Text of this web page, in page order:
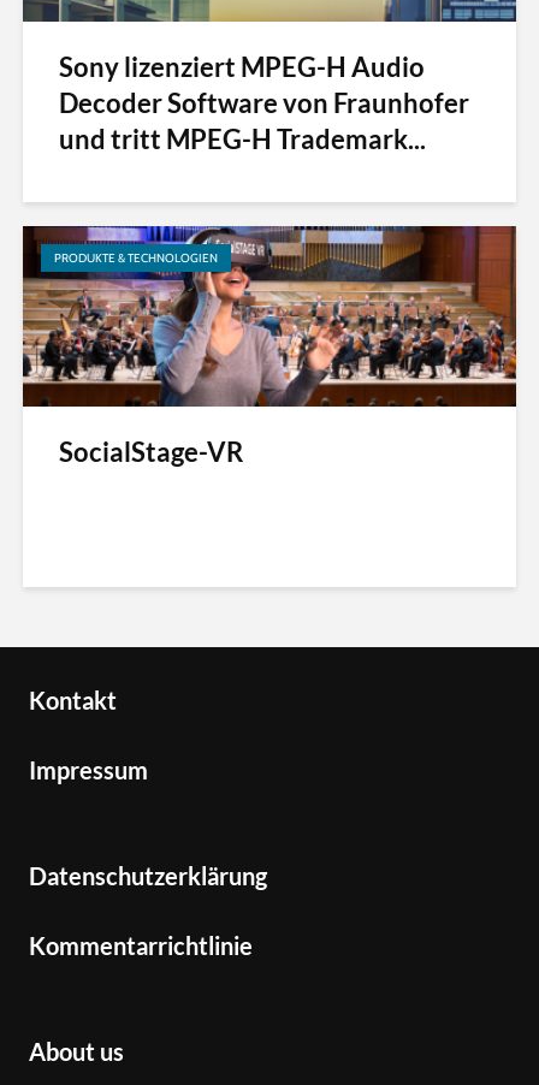
Sony lizenziert MPEG-H Audio
Decoder Software von Fraunhofer
und tritt MPEG-H Trademark...
PRODUKTE & TECHNOLOGIEN
SocialStage-VR
Kontakt
Impressum
Datenschutzerklärung
Kommentarrichtlinie
About us